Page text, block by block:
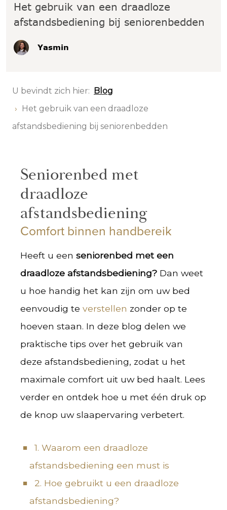
Het gebruik van een draadloze
afstandsbediening bij seniorenbedden
Yasmin
U bevindt zich hier: Blog
Het gebruik van een draadloze
afstandsbediening bij seniorenbedden
Seniorenbed met
draadloze
afstandsbediening
Comfort binnen handbereik
Heeft u een seniorenbed met een
draadloze afstandsbediening? Dan weet
u hoe handig het kan zijn om uw bed
eenvoudig te verstellen zonder op te
hoeven staan. In deze blog delen we
praktische tips over het gebruik van
deze afstandsbediening, zodat u het
maximale comfort uit uw bed haalt. Lees
verder en ontdek hoe u met één druk op
de knop uw slaapervaring verbetert.
1. Waarom een draadloze
afstandsbediening een must is
2. Hoe gebruikt u een draadloze
afstandsbediening?